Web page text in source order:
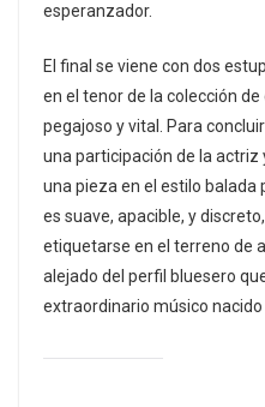
esperanzador.
El final se viene con dos
en el tenor de la colección
pegajoso y vital. Para
una participación de la actriz
una pieza en el estilo balada
es suave, apacible, y
etiquetarse en el terreno de
alejado del perfil bluesero
extraordinario músico nacido